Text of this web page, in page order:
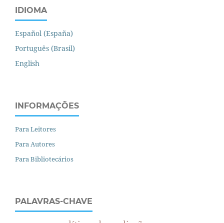
IDIOMA
Español (España)
Português (Brasil)
English
INFORMAÇÕES
Para Leitores
Para Autores
Para Bibliotecários
PALAVRAS-CHAVE